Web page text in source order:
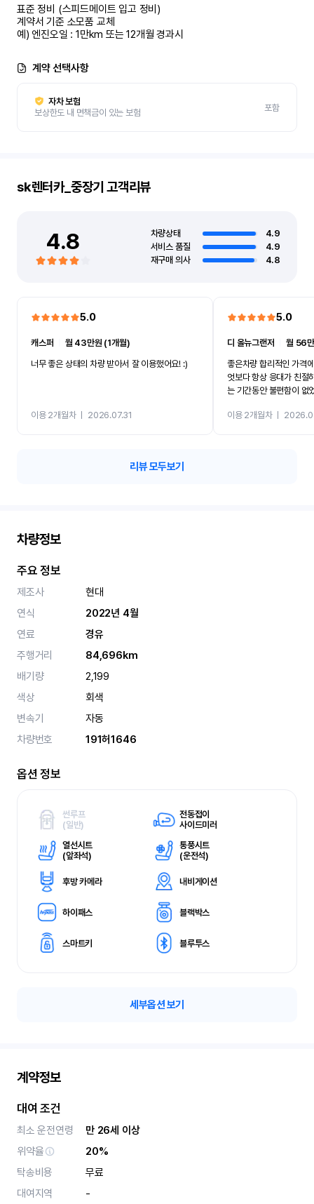
표준 정비 (스피드메이트 입고 정비)
계약서 기준 소모품 교체
예) 엔진오일 : 1만km 또는 12개월 경과시
계약 선택사항
자차 보험
보상한도 내 면책금이 있는 보험
포함
sk렌터카_중장기 고객리뷰
4.8 차량상태
4.9
서비스 품질
4.9
재구매 의사
4.8
5.0
캐스퍼
월 43만원 (1개월)
너무 좋은 상태의 차량 받아서 잘 이용했어요! :)
이용 2개월차ㅣ 2026.07.31
5.0
디 올뉴그랜저 ㅣ월 56
좋은차량 합리적인 가격
엇보다 항상 응대가 친절
는 기간동안 불편함이 없
카 렌트 고민없이 강추합
이용 2개월차ㅣ
리뷰 모두보기
차량정보
주요 정보
제조사
현대
연식
2022년 4월
연료
경유
주행거리
84,696km
배기량
2,199
색상
회색
변속기
자동
차량번호
191허1646
옵션 정보
썬루프
(일반)
전동접이
사이드미러
열선시트
(앞좌석)
통풍시트
(운전석)
후방 카메라 내비게이션
하이패스 블랙박스
스마트키 블루투스
세부옵션 보기
계약정보
대여 조건
최소 운전연령
만 26세 이상
위약율
20%
탁송비용
무료
대여지역
-